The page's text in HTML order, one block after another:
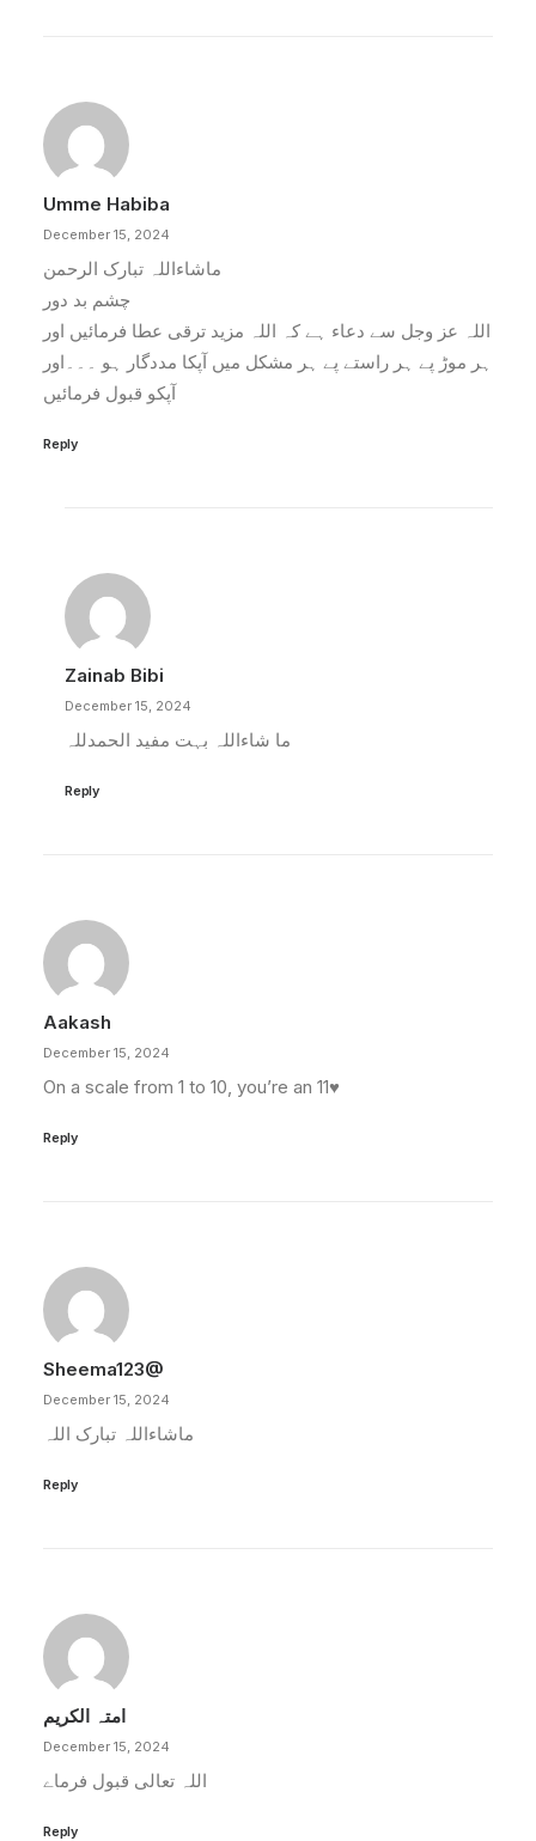
Umme Habiba
December 15, 2024
ماشاءاللہ تبارک الرحمن
چشم بد دور
اللہ عز وجل سے دعاء ہے کہ اللہ مزید ترقی عطا فرمائیں اور
ہر موڑ پے ہر راستے پے ہر مشکل میں آپکا مددگار ہو ۔۔۔اور
آپکو قبول فرمائیں
Reply
Zainab Bibi
December 15, 2024
ما شاءاللہ بہت مفید الحمدللہ
Reply
Aakash
December 15, 2024
On a scale from 1 to 10, you’re an 11♥️
Reply
Sheema123@
December 15, 2024
ماشاءاللہ تبارک اللہ
Reply
امتہ الکریم
December 15, 2024
اللہ تعالی قبول فرماے
Reply